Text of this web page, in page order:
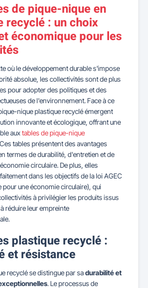
de pique-nique en
recyclé : un choix
économique pour les
où le développement durable s'impose
absolue, les collectivités sont de plus
pour adopter des politiques et des
de l'environnement. Face à ce
nique plastique recyclé émergent
innovante et écologique, offrant une
auxtables de pique-nique
tables présentent des avantages
termes de durabilité, d'entretien et de
circulaire. De plus, elles
dans les objectifs de la loi AGEC
pour une économie circulaire), qui
à privilégier les produits issus
réduire leur empreinte
plastique recyclé :
et résistance
recyclé se distingue par sadurabilité et
. Le processus de